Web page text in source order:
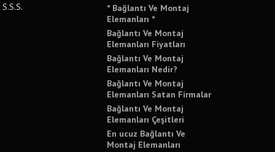
S.S.S.
* Bağlantı Ve Montaj
Elemanları *
Bağlantı Ve Montaj
Elemanları Fiyatları
Bağlantı Ve Montaj
Elemanları Nedir?
Bağlantı Ve Montaj
Elemanları Satan Firmalar
Bağlantı Ve Montaj
Elemanları Çeşitleri
En ucuz Bağlantı Ve
Montaj Elemanları